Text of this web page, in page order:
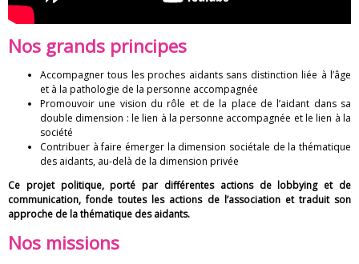
a
n
s
e
d
Nos grands principes
Accompagner tous les proches aidants sans distinction liée à l’âge
et à la pathologie de la personne accompagnée
Promouvoir une vision du rôle et de la place de l’aidant dans sa
double dimension : le lien à la personne accompagnée et le lien à la
société
Contribuer à faire émerger la dimension sociétale de la thématique
des aidants, au-delà de la dimension privée
Ce projet politique, porté par différentes actions de lobbying et de
communication, fonde toutes les actions de l’association et traduit son
approche de la thématique des aidants.
Nos missions